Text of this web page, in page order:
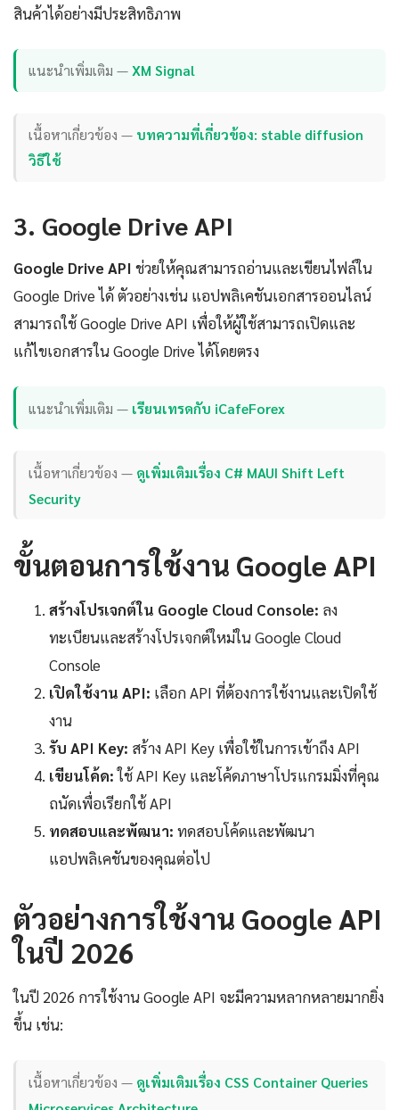
สินค้าได้อย่างมีประสิทธิภาพ
แนะนำเพิ่มเติม —XM Signal
เนื้อหาเกี่ยวข้อง — บทความที่เกี่ยวข้อง: stable diffusion
วิธีใช้
3. Google Drive API
Google Drive API ช่วยให้คุณสามารถอ่านและเขียนไฟล์ใน
Google Drive ได้ ตัวอย่างเช่น แอปพลิเคชันเอกสารออนไลน์
สามารถใช้ Google Drive API เพื่อให้ผู้ใช้สามารถเปิดและ
แก้ไขเอกสารใน Google Drive ได้โดยตรง
แนะนำเพิ่มเติม — เรียนเทรดกับ iCafeForex
เนื้อหาเกี่ยวข้อง — ดูเพิ่มเติมเรื่อง C# MAUI Shift Left
Security
ขั้นตอนการใช้งาน Google API
สร้างโปรเจกต์ใน Google Cloud Console: ลง
ทะเบียนและสร้างโปรเจกต์ใหม่ใน Google Cloud
Console
เปิดใช้งาน API: เลือก API ที่ต้องการใช้งานและเปิดใช้
งาน
รับ API Key: สร้าง API Key เพื่อใช้ในการเข้าถึง API
เขียนโค้ด:ใช้ API Key และโค้ดภาษาโปรแกรมมิ่งที่คุณ
ถนัดเพื่อเรียกใช้ API
ทดสอบและพัฒนา: ทดสอบโค้ดและพัฒนา
แอปพลิเคชันของคุณต่อไป
ตัวอย่างการใช้งาน Google API
ในปี 2026
ในปี 2026 การใช้งาน Google API จะมีความหลากหลายมากยิ่ง
ขึ้น เช่น:
เนื้อหาเกี่ยวข้อง — ดูเพิ่มเติมเรื่อง CSS Container Queries